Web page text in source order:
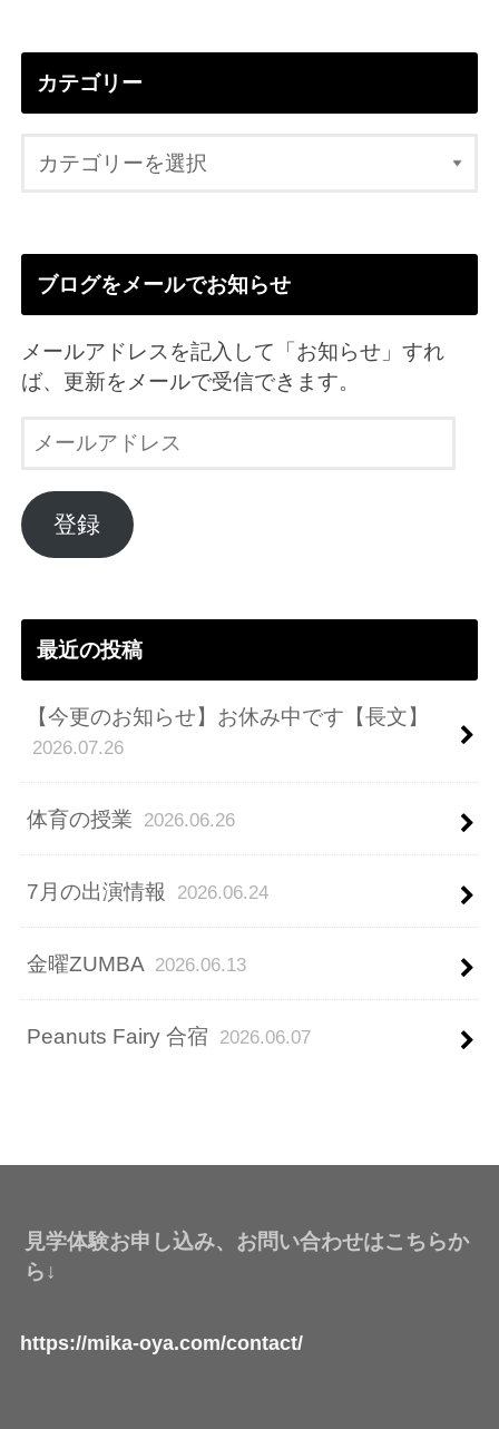
カテゴリー
ブログをメールでお知らせ
メールアドレスを記入して「お知らせ」すれ
ば、更新をメールで受信できます。
ル
ア
ド
登録
最近の投稿
【今更のお知らせ】お休み中です【長文】
2026.07.26
体育の授業 2026.06.26
7月の出演情報 2026.06.24
金曜ZUMBA 2026.06.13
Peanuts Fairy 合宿 2026.06.07
見学体験お申し込み、お問い合わせはこちらか
ら↓
https://mika-oya.com/contact/